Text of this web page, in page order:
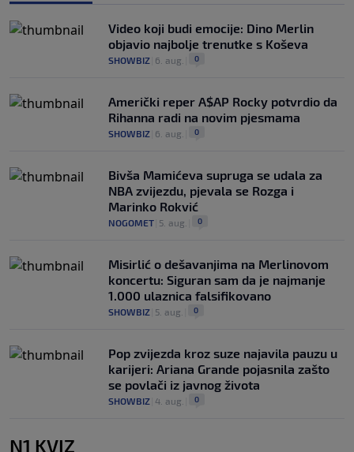
Video koji budi emocije: Dino Merlin
objavio najbolje trenutke s Koševa
SHOWBIZ 6. aug. 0
Američki reper A$AP Rocky potvrdio da
Rihanna radi na novim pjesmama
SHOWBIZ 6. aug. 0
Bivša Mamićeva supruga se udala za
NBA zvijezdu, pjevala se Rozga i
Marinko Rokvić
NOGOMET 5. aug. 0
Misirlić o dešavanjima na Merlinovom
koncertu: Siguran sam da je najmanje
1.000 ulaznica falsifikovano
SHOWBIZ 5. aug. 0
Pop zvijezda kroz suze najavila pauzu u
karijeri: Ariana Grande pojasnila zašto
se povlači iz javnog života
SHOWBIZ 4. aug. 0
N1 KVIZ